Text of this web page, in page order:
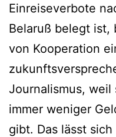
Einreiseverbote
Belaruß belegt ist,
von Kooperation
Journalismus,
immer weniger
gibt. Das lässt